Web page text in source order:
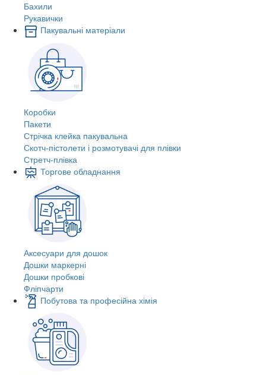
Бахили
Рукавички
Пакувальні матеріали
Коробки
Пакети
Стрічка клейка пакувальна
Скотч-пістолети і розмотувачі для плівки
Стретч-плівка
Торгове обладнання
Аксесуари для дошок
Дошки маркерні
Дошки пробкові
Фліпчарти
Побутова та професійна хімія